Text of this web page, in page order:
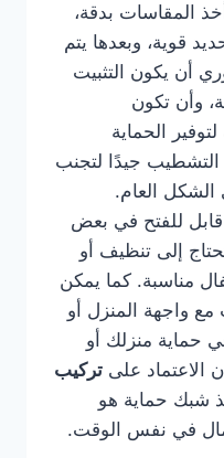
المقاسات بدقة،
قوية، وبعدها يتم
أن يكون التثبيت
وأن تكون
الحماية
جيدًا لتجنب
الشكل العام.
للفتح في بعض
إلى تنظيف أو
مناسبة. كما يمكن
مع واجهة المنزل أو
حماية منزلك أو
على تركيب
شبك حماية هو
في نفس الوقت.